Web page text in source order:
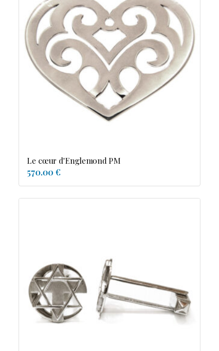
Le cœur d'Englemond PM
570.00 €